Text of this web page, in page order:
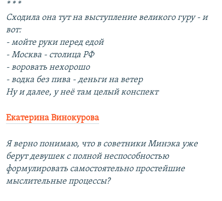
* * *
Сходила она тут на выступление великого гуру - и
вот:
- мойте руки перед едой
- Москва - столица РФ
- воровать нехорошо
- водка без пива - деньги на ветер
Ну и далее, у неё там целый конспект
Екатерина Винокурова
Я верно понимаю, что в советники Минэка уже
берут девушек с полной неспособностью
формулировать самостоятельно простейшие
мыслительные процессы?